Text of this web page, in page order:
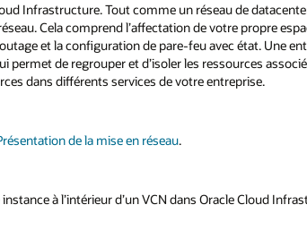
Infrastructure. Tout comme un réseau de
Cela comprend l’affectation de votre propre
et la configuration de pare-feu avec état. Une
de regrouper et d’isoler les ressources
dans différents services de votre entreprise.
de la mise en réseau.
à l’intérieur d’un VCN dans Oracle Cloud